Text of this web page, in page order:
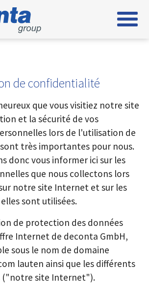
de confidentialité
que vous visitiez notre site
et la sécurité de vos
lors de l'utilisation de
très importantes pour nous.
donc vous informer ici sur les
que nous collectons lors
notre site Internet et sur les
sont utilisées.
de protection des données
Internet de deconta GmbH,
sous le nom de domaine
lauten ainsi que les différents
("notre site Internet").